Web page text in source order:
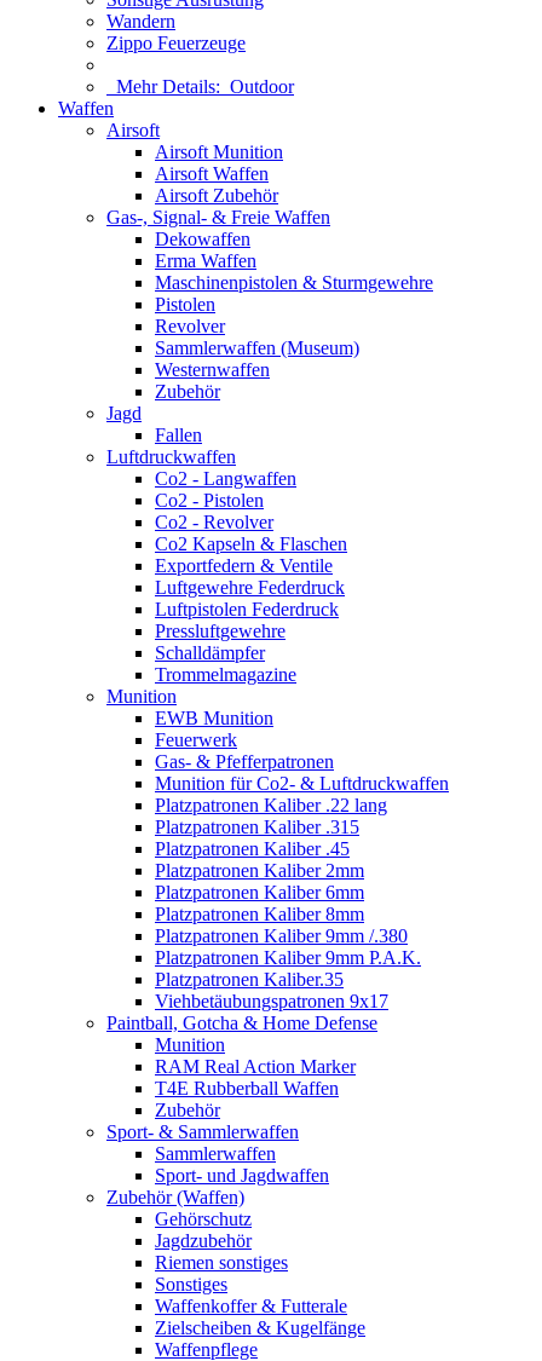
Wandern
Zippo Feuerzeuge
Mehr Details: Outdoor
Waffen
Airsoft
Airsoft Munition
Airsoft Waffen
Airsoft Zubehör
Gas-, Signal- & Freie Waffen
Dekowaffen
Erma Waffen
Maschinenpistolen & Sturmgewehre
Pistolen
Revolver
Sammlerwaffen (Museum)
Westernwaffen
Zubehör
Jagd
Fallen
Luftdruckwaffen
Co2 - Langwaffen
Co2 - Pistolen
Co2 - Revolver
Co2 Kapseln & Flaschen
Exportfedern & Ventile
Luftgewehre Federdruck
Luftpistolen Federdruck
Pressluftgewehre
Schalldämpfer
Trommelmagazine
Munition
EWB Munition
Feuerwerk
Gas- & Pfefferpatronen
Munition für Co2- & Luftdruckwaffen
Platzpatronen Kaliber .22 lang
Platzpatronen Kaliber .315
Platzpatronen Kaliber .45
Platzpatronen Kaliber 2mm
Platzpatronen Kaliber 6mm
Platzpatronen Kaliber 8mm
Platzpatronen Kaliber 9mm /.380
Platzpatronen Kaliber 9mm P.A.K.
Platzpatronen Kaliber.35
Viehbetäubungspatronen 9x17
Paintball, Gotcha & Home Defense
Munition
RAM Real Action Marker
T4E Rubberball Waffen
Zubehör
Sport- & Sammlerwaffen
Sammlerwaffen
Sport- und Jagdwaffen
Zubehör (Waffen)
Gehörschutz
Jagdzubehör
Riemen sonstiges
Sonstiges
Waffenkoffer & Futterale
Zielscheiben & Kugelfänge
Waffenpflege